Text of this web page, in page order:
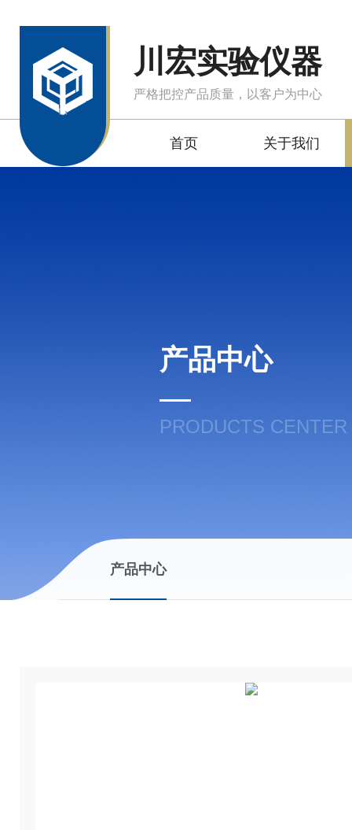
川宏实验仪器
严格把控产品质量，以客户为中心
首页 关于我们
产品中心
PRODUCTS CENTER
产品中心